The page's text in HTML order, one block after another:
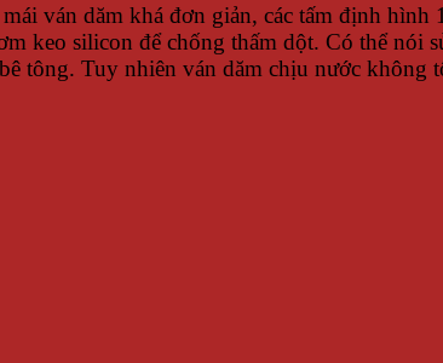
ván dăm khá đơn giản, các tấm định
keo silicon để chống thấm dột. Có thể
tông. Tuy nhiên ván dăm chịu nước